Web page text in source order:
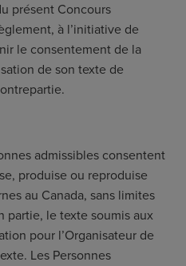
présent Concours
à l’initiative de
le consentement de la
de son texte de
admissibles consentent
produise ou reproduise
au Canada, sans limites
partie, le texte soumis aux
pour l’Organisateur de
Les Personnes